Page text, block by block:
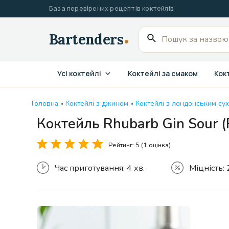
до
База перевірених рецептів коктейлів
Пошук
для:
Усі коктейлі Коктейлі за смаком
Головна » Коктейлі з джином » Коктейлі з лондонським
Коктейль Rhubarb Gin
Рейтинг: 5 (1 оцінка)
Час приготування: 4 хв. Міцність: